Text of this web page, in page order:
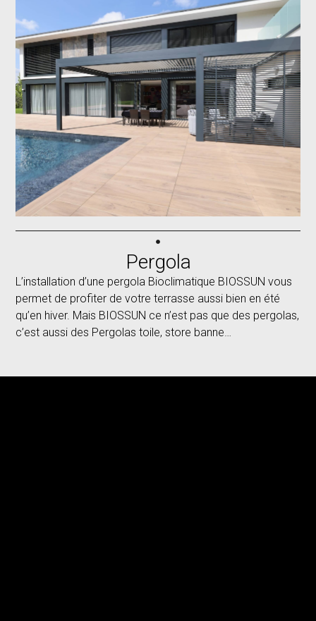
Pergola
L’installation d’une pergola Bioclimatique BIOSSUN vous
permet de profiter de votre terrasse aussi bien en été
qu’en hiver. Mais BIOSSUN ce n’est pas que des pergolas,
c’est aussi des Pergolas toile, store banne…